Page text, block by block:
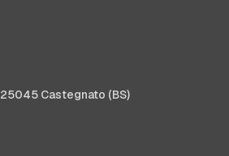
Castegnato (BS)